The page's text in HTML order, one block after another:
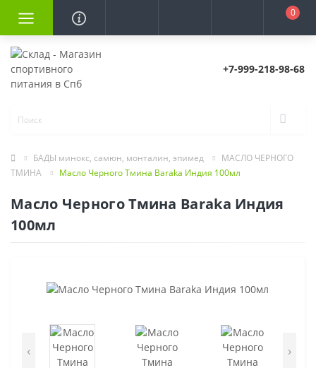
0
+7-999-218-98-68
БАДЫ минокс, самюн, монталин, эпимед
МАСЛО ЧЕРНОГО
ТМИНА
Масло Черного Тмина Baraka Индия 100мл
Масло Черного Тмина Baraka Индия
100мл
‹ ›